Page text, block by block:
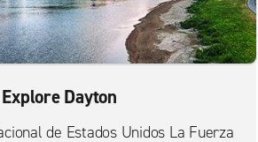
Explore Dayton
de Estados Unidos La Fuerza